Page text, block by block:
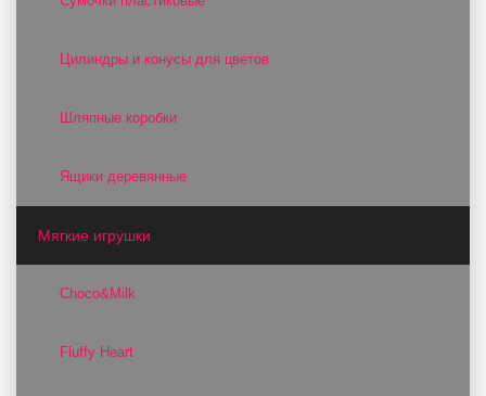
Цилиндры и конусы для цветов
Шляпные коробки
Ящики деревянные
Мягкие игрушки
Choco&Milk
Fluffy Heart